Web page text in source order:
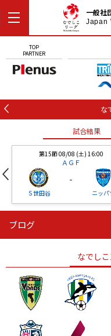
一般社
Japan
TOP
PARTNER
な
試合結果
第15節 08/08 (土) 16:00
ＡＧＦ
Ｓ世田谷
-
ニッパ
ニッパツ
ニッパツ 名古
ブログ
なでし